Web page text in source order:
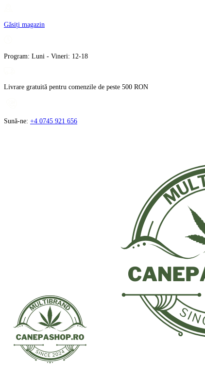
conținut
Găsiți magazin
Program: Luni - Vineri: 12-18
Livrare gratuită pentru comenzile de peste 500 RON
Sună-ne: +4 0745 921 656